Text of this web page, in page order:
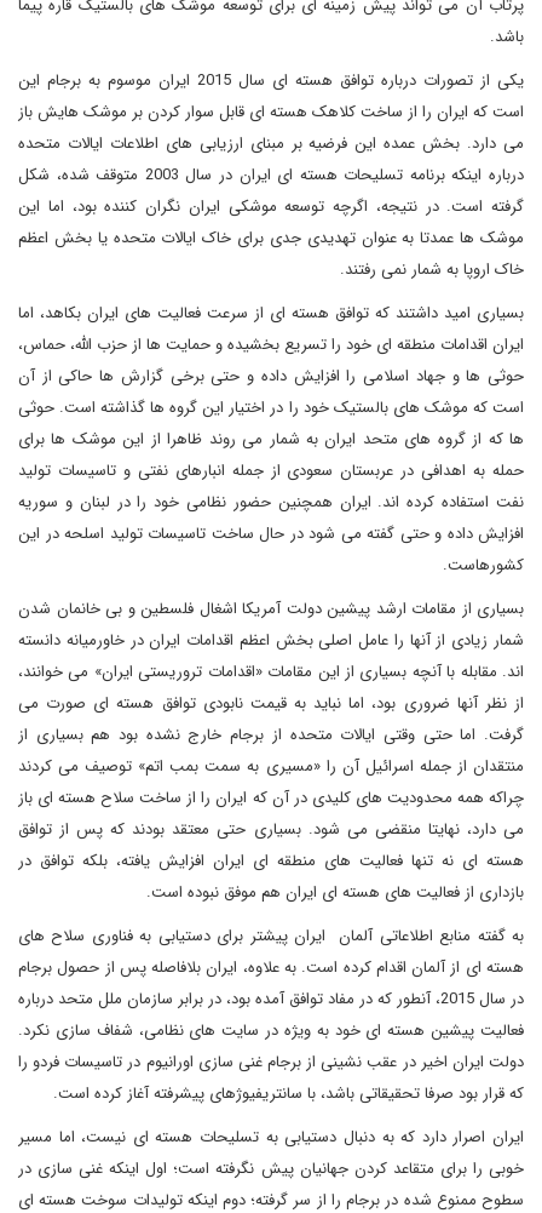
پرتاب آن می تواند پیش زمینه ای برای توسعه موشک های بالستیک قاره پیما
باشد.
یکی از تصورات درباره توافق هسته ای سال 2015 ایران موسوم به برجام این
است که ایران را از ساخت کلاهک هسته ای قابل سوار کردن بر موشک هایش باز
می دارد. بخش عمده این فرضیه بر مبنای ارزیابی های اطلاعات ایالات متحده
درباره اینکه برنامه تسلیحات هسته ای ایران در سال 2003 متوقف شده، شکل
گرفته است. در نتیجه، اگرچه توسعه موشکی ایران نگران کننده بود، اما این
موشک ها عمدتا به عنوان تهدیدی جدی برای خاک ایالات متحده یا بخش اعظم
خاک اروپا به شمار نمی رفتند.
بسیاری امید داشتند که توافق هسته ای از سرعت فعالیت های ایران بکاهد، اما
ایران اقدامات منطقه ای خود را تسریع بخشیده و حمایت ها از حزب الله، حماس،
حوثی ها و جهاد اسلامی را افزایش داده و حتی برخی گزارش ها حاکی از آن
است که موشک های بالستیک خود را در اختیار این گروه ها گذاشته است. حوثی
ها که از گروه های متحد ایران به شمار می روند ظاهرا از این موشک ها برای
حمله به اهدافی در عربستان سعودی از جمله انبارهای نفتی و تاسیسات تولید
نفت استفاده کرده اند. ایران همچنین حضور نظامی خود را در لبنان و سوریه
افزایش داده و حتی گفته می شود در حال ساخت تاسیسات تولید اسلحه در این
کشورهاست.
بسیاری از مقامات ارشد پیشین دولت آمریکا اشغال فلسطین و بی خانمان شدن
شمار زیادی از آنها را عامل اصلی بخش اعظم اقدامات ایران در خاورمیانه دانسته
اند. مقابله با آنچه بسیاری از این مقامات «اقدامات تروریستی ایران» می خوانند،
از نظر آنها ضروری بود، اما نباید به قیمت نابودی توافق هسته ای صورت می
گرفت. اما حتی وقتی ایالات متحده از برجام خارج نشده بود هم بسیاری از
منتقدان از جمله اسرائیل آن را «مسیری به سمت بمب اتم» توصیف می کردند
چراکه همه محدودیت های کلیدی در آن که ایران را از ساخت سلاح هسته ای باز
می دارد، نهایتا منقضی می شود. بسیاری حتی معتقد بودند که پس از توافق
هسته ای نه تنها فعالیت های منطقه ای ایران افزایش یافته، بلکه توافق در
بازداری از فعالیت های هسته ای ایران هم موفق نبوده است.
به گفته منابع اطلاعاتی آلمان ایران پیشتر برای دستیابی به فناوری سلاح های
هسته ای از آلمان اقدام کرده است. به علاوه، ایران بلافاصله پس از حصول برجام
در سال 2015، آنطور که در مفاد توافق آمده بود، در برابر سازمان ملل متحد درباره
فعالیت پیشین هسته ای خود به ویژه در سایت های نظامی، شفاف سازی نکرد.
دولت ایران اخیر در عقب نشینی از برجام غنی سازی اورانیوم در تاسیسات فردو را
که قرار بود صرفا تحقیقاتی باشد، با سانتریفیوژهای پیشرفته آغاز کرده است.
ایران اصرار دارد که به دنبال دستیابی به تسلیحات هسته ای نیست، اما مسیر
خوبی را برای متقاعد کردن جهانیان پیش نگرفته است؛ اول اینکه غنی سازی در
سطوح ممنوع شده در برجام را از سر گرفته؛ دوم اینکه تولیدات سوخت هسته ای